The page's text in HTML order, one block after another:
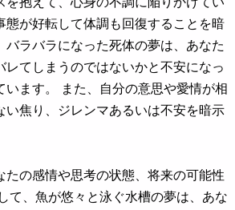
態が好転して体調も回復することを暗
バラバラになった死体の夢は、あなた
レてしまうのではないかと不安になっ
います。 また、自分の意思や愛情が相
い焦り、ジレンマあるいは不安を暗示
たの感情や思考の状態、将来の可能性
て、魚が悠々と泳ぐ水槽の夢は、あな